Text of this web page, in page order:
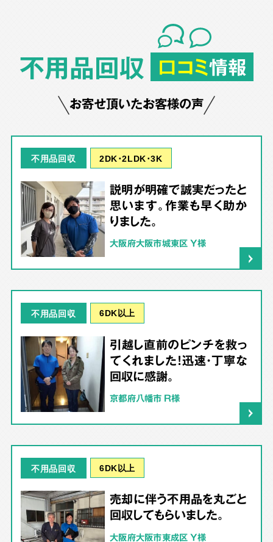
不用品回収 口コミ情報
お寄せ頂いたお客様の声
不用品回収 2DK･2LDK･3K
説明が明確で誠実だったと
思います。作業も早く助か
りました。
大阪府大阪市城東区 Y様
不用品回収 6DK以上
引越し直前のピンチを救っ
てくれました！迅速・丁寧な
回収に感謝。
京都府八幡市 R様
不用品回収 6DK以上
売却に伴う不用品を丸ごと
回収してもらいました。
大阪府大阪市東成区 Y様